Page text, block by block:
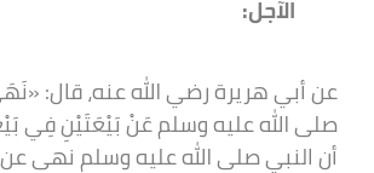
الآجل:
عن أبي هريرة رضي الله عنه، قال:
صلى الله عليه وسلم عَنْ بَيْعَتَيْنِ فِي
أن النبي صلى الله عليه وسلم نهى